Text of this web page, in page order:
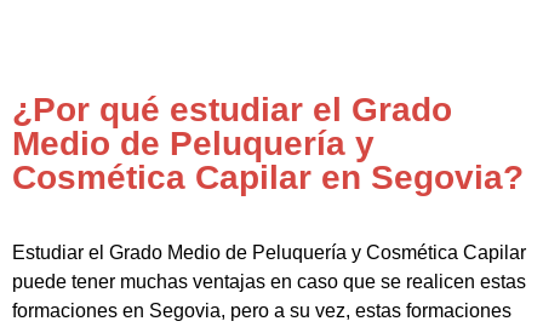
¿Por qué estudiar el Grado
Medio de Peluquería y
Cosmética Capilar en Segovia?
Estudiar el Grado Medio de Peluquería y Cosmética Capilar
puede tener muchas ventajas en caso que se realicen estas
formaciones en Segovia, pero a su vez, estas formaciones